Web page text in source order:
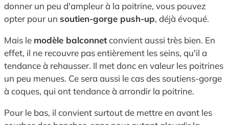
donner un peu d'ampleur à la poitrine, vous pouvez
opter pour un soutien-gorge push-up, déjà évoqué.
Mais le modèle balconnetconvient aussi très bien. En
effet, il ne recouvre pas entièrement les seins, qu'il a
tendance à rehausser. Il met donc en valeur les poitrines
un peu menues. Ce sera aussi le cas des soutiens-gorge
à coques, qui ont tendance à arrondir la poitrine.
Pour le bas, il convient surtout de mettre en avant les